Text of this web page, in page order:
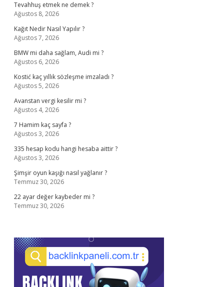
Tevahhuş etmek ne demek ?
Ağustos 8, 2026
Kağıt Nedir Nasıl Yapılır ?
Ağustos 7, 2026
BMW mi daha sağlam, Audi mi ?
Ağustos 6, 2026
Kostić kaç yıllık sözleşme imzaladı ?
Ağustos 5, 2026
Avanstan vergi kesilir mi ?
Ağustos 4, 2026
7 Hamim kaç sayfa ?
Ağustos 3, 2026
335 hesap kodu hangi hesaba aittir ?
Ağustos 3, 2026
Şimşir oyun kaşığı nasıl yağlanır ?
Temmuz 30, 2026
22 ayar değer kaybeder mi ?
Temmuz 30, 2026